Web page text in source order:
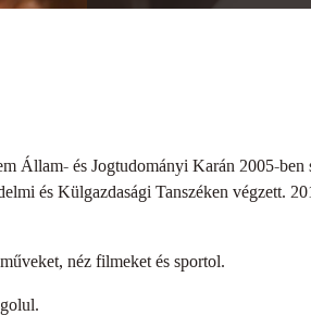
Állam- és Jogtudományi Karán 2005-ben
és Külgazdasági Tanszéken végzett.
néz filmeket és sportol.